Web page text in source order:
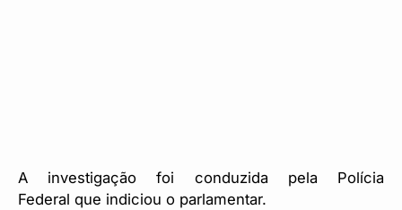
A investigação foi conduzida pela Polícia
Federal que indiciou o parlamentar.